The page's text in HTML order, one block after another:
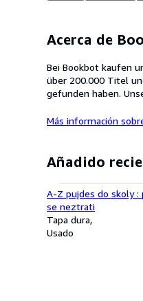
Acerca de
Bei Bookbot kaufen
über 200.000 Titel
gefunden haben.
Más información
Añadido
A-Z pujdes do skoly :
se neztrati
Tapa dura
Usado